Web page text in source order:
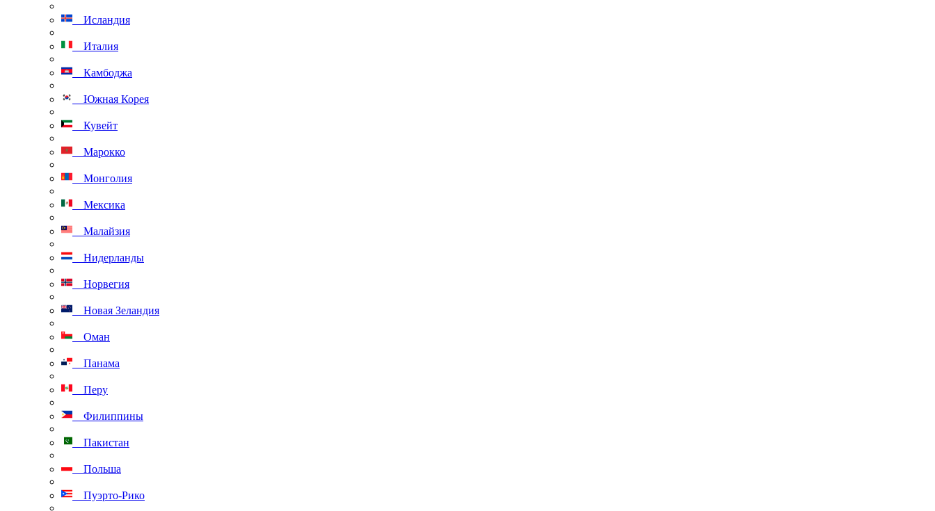
Исландия
Италия
Камбоджа
Южная Корея
Кувейт
Марокко
Монголия
Мексика
Малайзия
Нидерланды
Норвегия
Новая Зеландия
Оман
Панама
Перу
Филиппины
Пакистан
Польша
Пуэрто-Рико